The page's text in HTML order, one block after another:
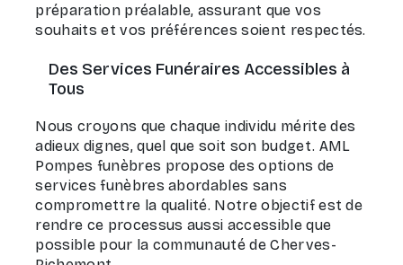
préparation préalable, assurant que vos
souhaits et vos préférences soient respectés.
Des Services Funéraires Accessibles à
Tous
Nous croyons que chaque individu mérite des
adieux dignes, quel que soit son budget. AML
Pompes funèbres propose des options de
services funèbres abordables sans
compromettre la qualité. Notre objectif est de
rendre ce processus aussi accessible que
possible pour la communauté de Cherves-